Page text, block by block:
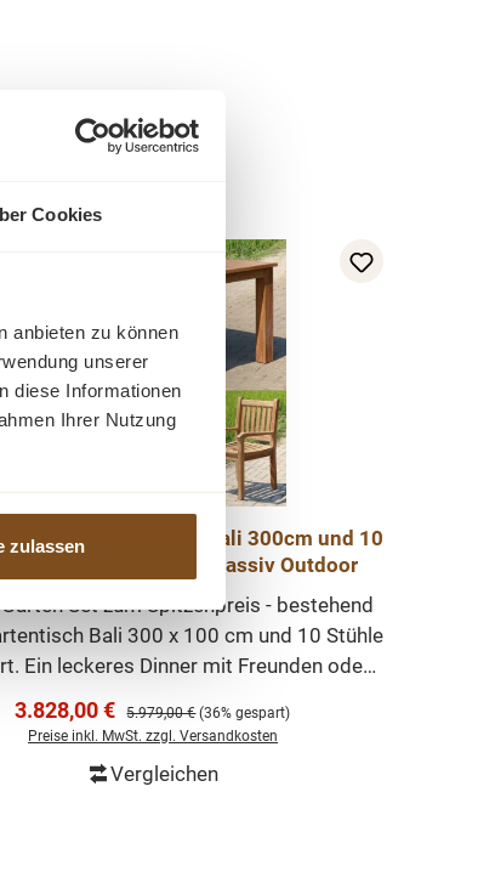
Cookies
anbieten zu können
unserer
diese Informationen
Ihrer Nutzung
zulassenSet - Teak Tisch Bali 300cm und 10
Beaufort Teakmöbel massiv Outdoor
Set zum Spitzenpreis - bestehend
Bali 300 x 100 cm und 10 Stühle
Ein leckeres Dinner mit Freunden oder
wird jede Mahlzeit im Freien zu
Erstklassiges, recyceltes Premium-
Verkaufspreis:
3.828,00 € Regulärer Preis:
5.979,00 € (36% gespart)
Preise inkl. MwSt. zzgl. Versandkosten
Vergleichen